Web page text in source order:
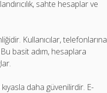
sahte hesaplar ve
Kullanıcılar, telefonlarına
basit adım, hesaplara
daha güvenilirdir. E-